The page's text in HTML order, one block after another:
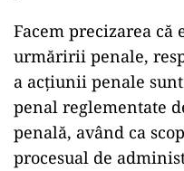
Facem precizarea
urmăririi penale,
a acțiunii penale
penal reglementate
penală, având ca
procesual de